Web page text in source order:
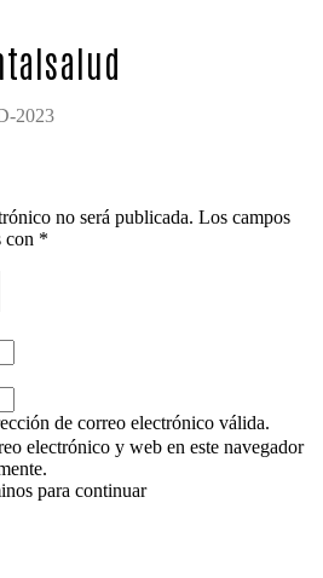
no será publicada. Los campos
con *
de correo electrónico válida.
electrónico y web en este navegador
para continuar